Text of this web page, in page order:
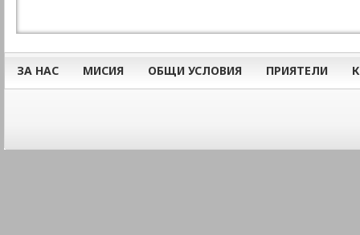
ЗА НАС МИСИЯ ОБЩИ УСЛОВИЯ ПРИЯТЕЛИ